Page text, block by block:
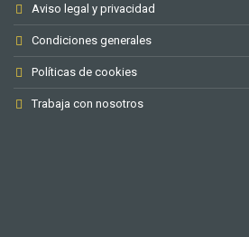
Aviso legal y privacidad
Condiciones generales
Políticas de cookies
Trabaja con nosotros